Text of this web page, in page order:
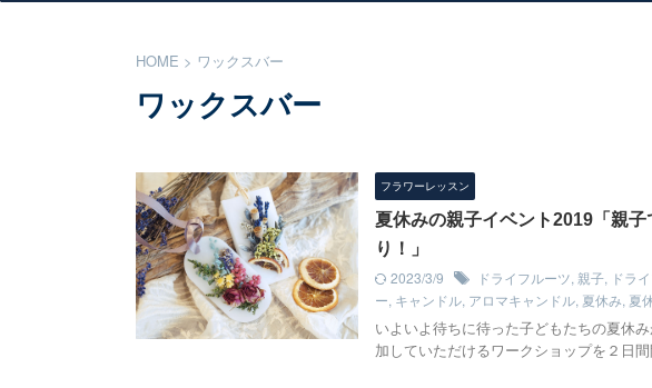
HOME > ワックスバー
ワックスバー
フラワーレッスン
夏休みの親子イベント2019「親
り！」
2023/3/9
ドライフルーツ, 親子, ドラ
ー, キャンドル, アロマキャンドル, 夏休み, 夏
いよいよ待ちに待った子どもたちの夏休
加していただけるワークショップを２日間